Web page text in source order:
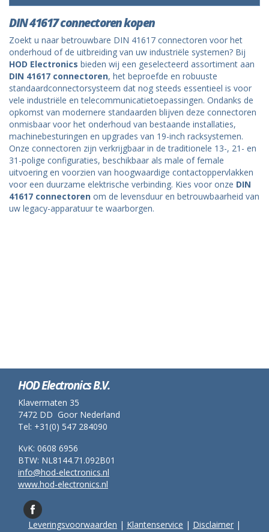
DIN 41617 connectoren kopen
Zoekt u naar betrouwbare DIN 41617 connectoren voor het
onderhoud of de uitbreiding van uw industriële systemen? Bij
HOD Electronics bieden wij een geselecteerd assortiment aan
DIN 41617 connectoren, het beproefde en robuuste
standaardconnectorsysteem dat nog steeds essentieel is voor
vele industriële en telecommunicatietoepassingen. Ondanks de
opkomst van modernere standaarden blijven deze connectoren
onmisbaar voor het onderhoud van bestaande installaties,
machinebesturingen en upgrades van 19-inch racksystemen.
Onze connectoren zijn verkrijgbaar in de traditionele 13-, 21- en
31-polige configuraties, beschikbaar als male of female
uitvoering en voorzien van hoogwaardige contactoppervlakken
voor een duurzame elektrische verbinding. Kies voor onze DIN
41617 connectoren om de levensduur en betrouwbaarheid van
uw legacy-apparatuur te waarborgen.
HOD Electronics B.V.
Klavermaten 35
7472 DD Goor Nederland
Tel: +31(0) 547 284090
KvK: 0608 6956
BTW: NL8144.71.092B01
info@hod-electronics.nl
www.hod-electronics.nl
Leveringsvoorwaarden | Klantenservice | Disclaimer |